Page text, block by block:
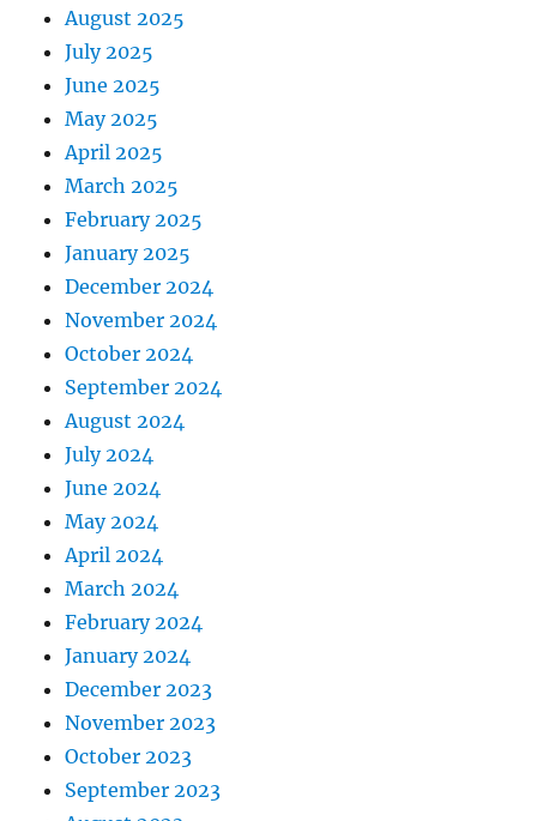
August 2025
July 2025
June 2025
May 2025
April 2025
March 2025
February 2025
January 2025
December 2024
November 2024
October 2024
September 2024
August 2024
July 2024
June 2024
May 2024
April 2024
March 2024
February 2024
January 2024
December 2023
November 2023
October 2023
September 2023